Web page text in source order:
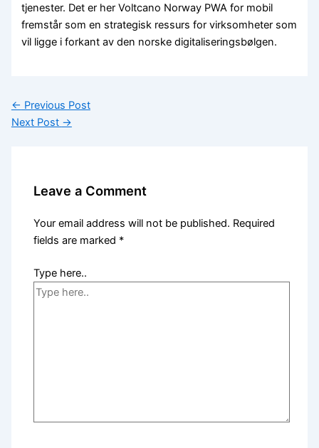
tjenester. Det er her Voltcano Norway PWA for mobil
fremstår som en strategisk ressurs for virksomheter som
vil ligge i forkant av den norske digitaliseringsbølgen.
← Previous Post
Next Post →
Leave a Comment
Your email address will not be published. Required
fields are marked *
Type here..